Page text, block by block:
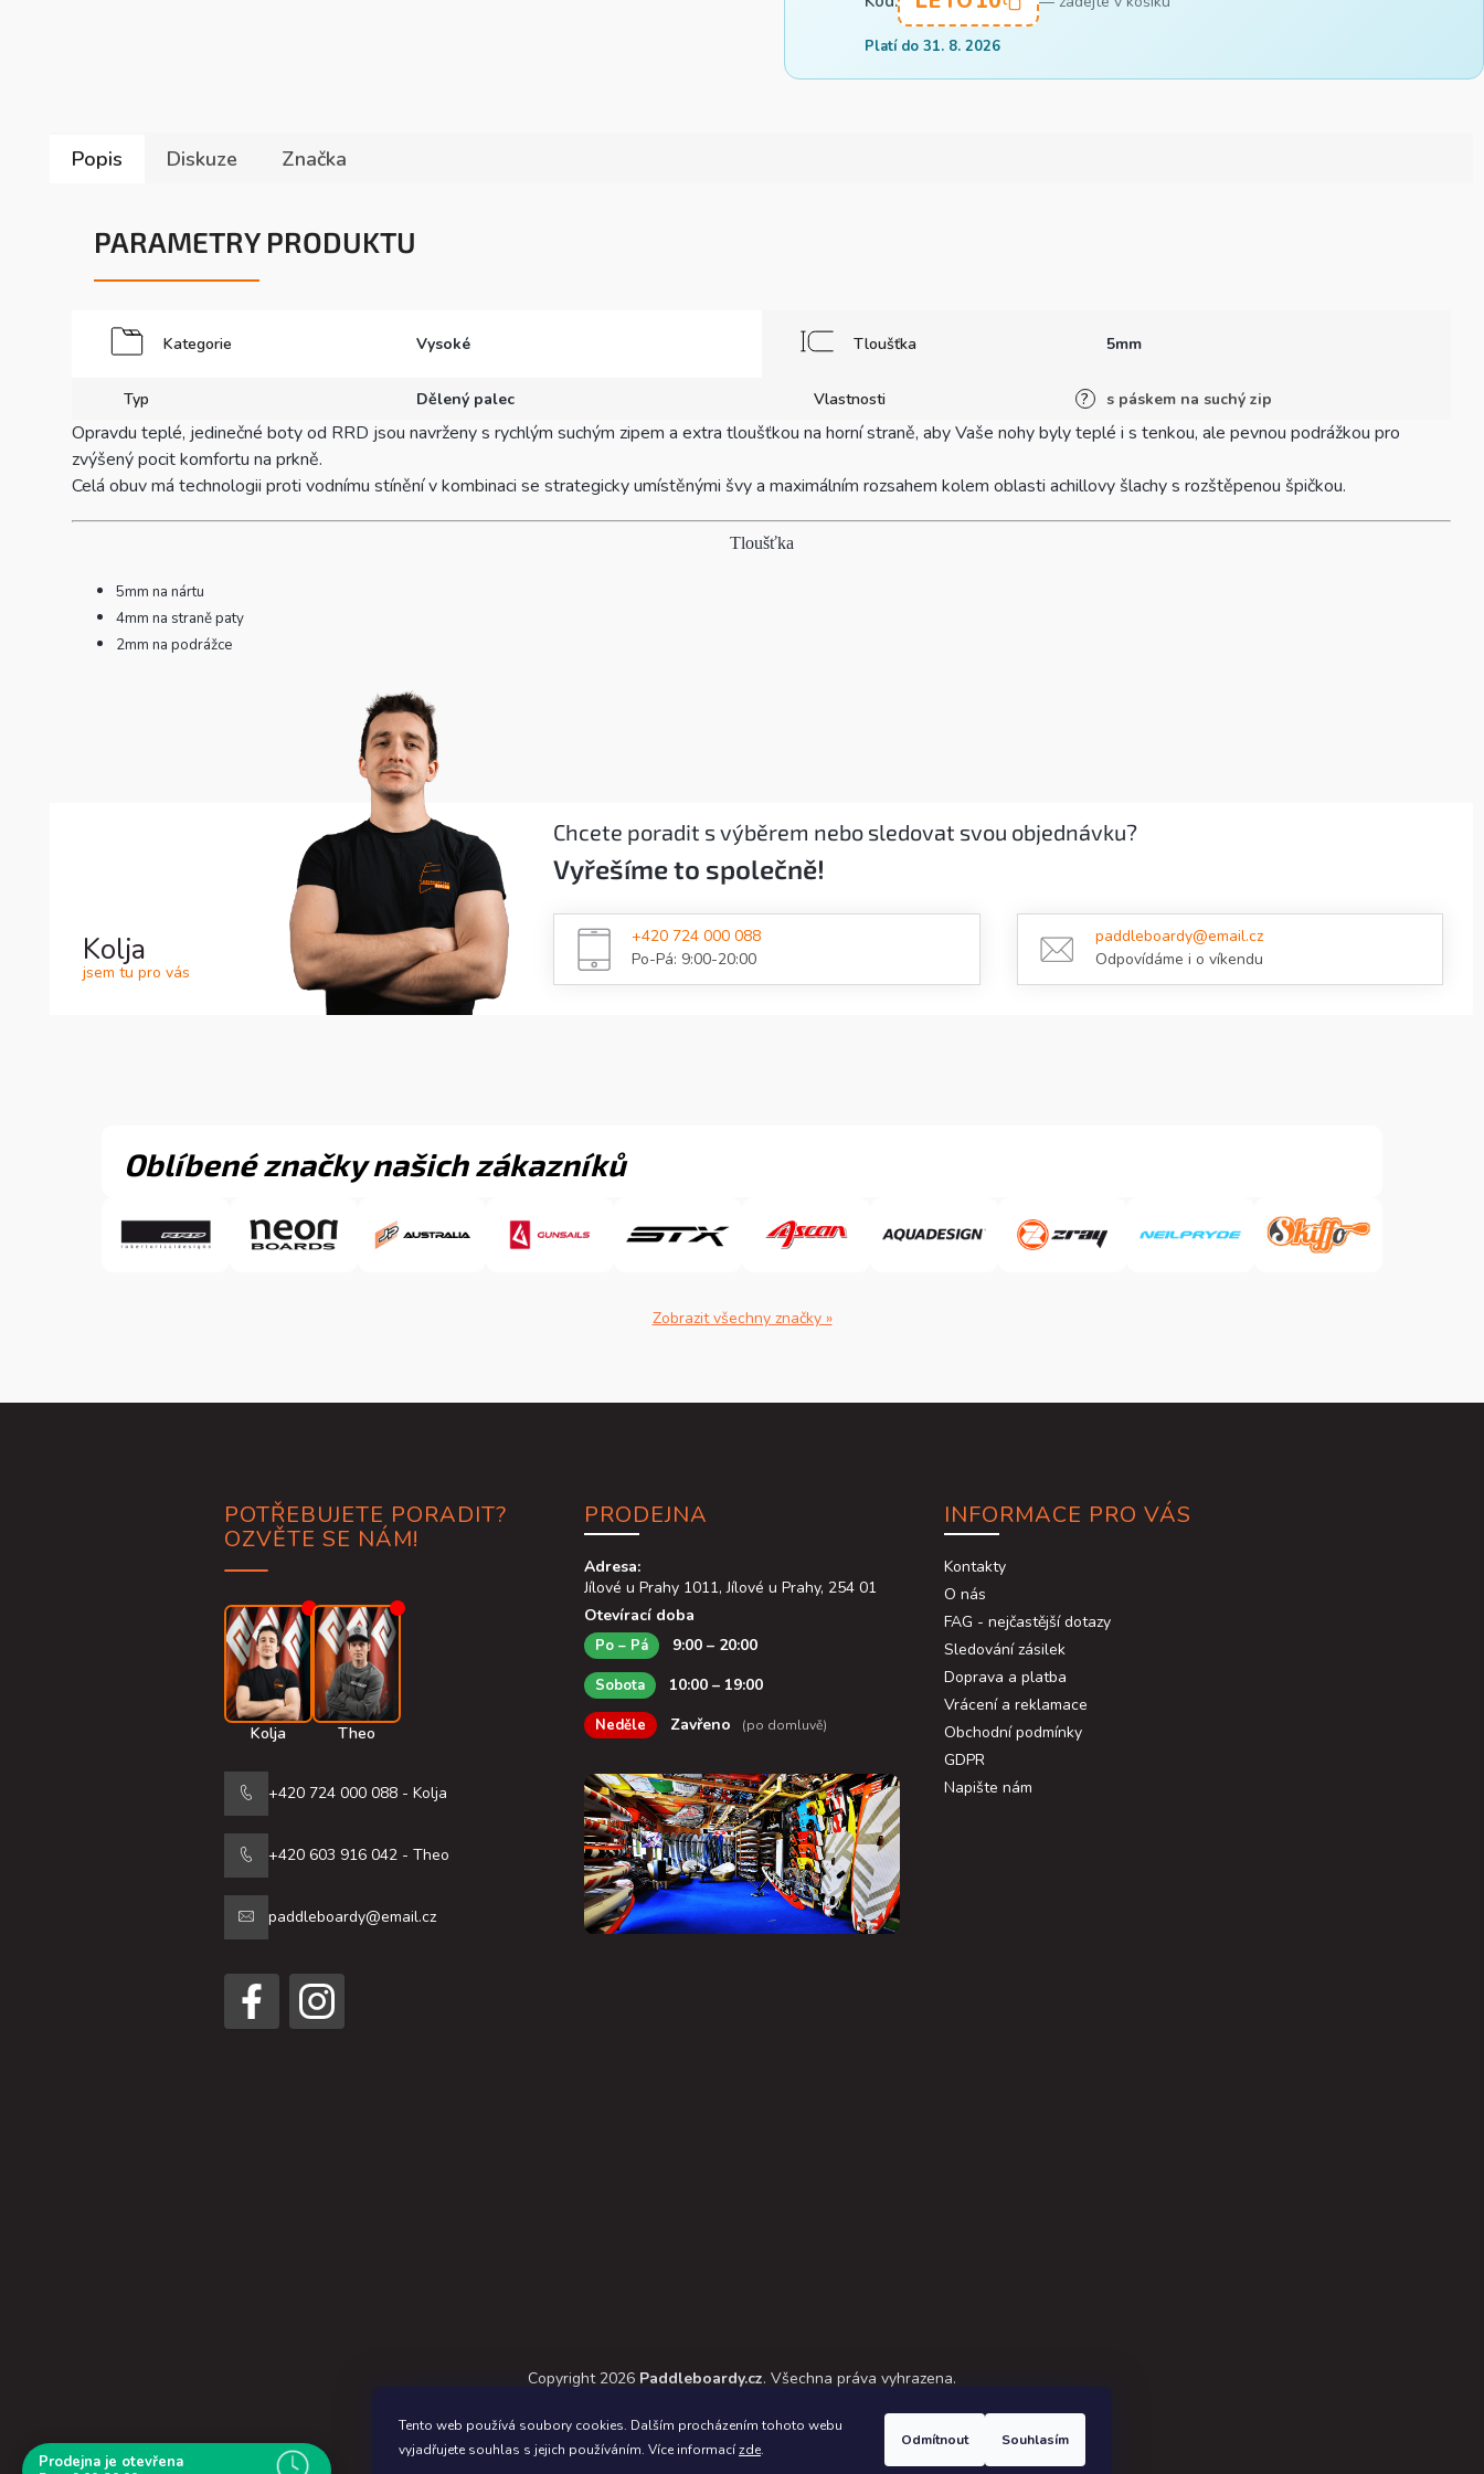
Tento web používá soubory cookies. Dalším procházením tohoto webu
vyjadřujete souhlas s jejich používáním. Více informacízde.
Odmítnout Souhlasím
Platí do 31. 8. 2026
Popis Diskuze Značka
Opravdu teplé, jedinečné boty od RRD jsou navrženy s rychlým suchým zipem a extra tloušťkou na horní straně, aby Vaše nohy byly teplé i s tenkou, ale pevnou podrážkou pro
zvýšený pocit komfortu na prkně.
Celá obuv má technologii proti vodnímu stínění v kombinaci se strategicky umístěnými švy a maximálním rozsahem kolem oblasti achillovy šlachy s rozštěpenou špičkou.
Tloušťka
5mm na nártu
4mm na straně paty
2mm na podrážce
PARAMETRY PRODUKTU
Kategorie Vysoké Tloušťka 5mm
Typ Dělený palec ?
Vlastnosti s páskem na suchý zip
Kolja
jsem tu pro vás
Chcete poradit s výběrem nebo sledovat svou objednávku?
Vyřešíme to společně!
+420 724 000 088
Po-Pá: 9:00-20:00
paddleboardy@email.cz
Odpovídáme i o víkendu
Oblíbené značky našich zákazníků
Zobrazit všechny značky »
POTŘEBUJETE PORADIT?
OZVĚTE SE NÁM!
Kolja Theo
+420 724 000 088 - Kolja
+420 603 916 042 - Theo
paddleboardy@email.cz
PRODEJNA
Adresa:
Jílové u Prahy 1011, Jílové u Prahy, 254 01
Otevírací doba
Po – Pá 9:00 – 20:00
Sobota 10:00 – 19:00
Neděle Zavřeno (po domluvě)
INFORMACE PRO VÁS
Kontakty
O nás
FAG - nejčastější dotazy
Sledování zásilek
Doprava a platba
Vrácení a reklamace
Obchodní podmínky
GDPR
Napište nám
Copyright 2026 Paddleboardy.cz. Všechna práva vyhrazena.
Tomáš Hlad&Shoptetak.cz.
Prodejna je otevřena